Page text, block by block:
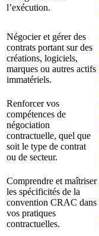
l’exécution.
Négocier et gérer des
contrats portant sur des
créations, logiciels,
marques ou autres actifs
immatériels.
Renforcer vos
compétences de
négociation
contractuelle, quel que
soit le type de contrat
ou de secteur.
Comprendre et maîtriser
les spécificités de la
convention CRAC dans
vos pratiques
contractuelles.